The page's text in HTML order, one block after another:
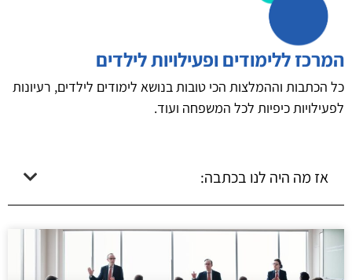
המרכז ללימודים ופעילויות לילדים
כל הכתבות וההמלצות הכי טובות בנושא לימודים לילדים, רעיונות
לפעילויות כיפיות לכל המשפחה ועוד.
אז מה היה לנו בכתבה: